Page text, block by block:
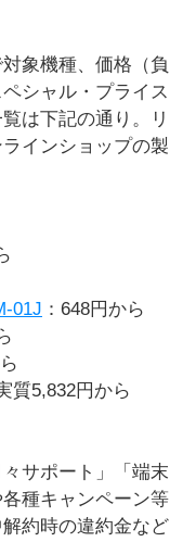
象機種、価格（負
シャル・プライス
は下記の通り。リ
インショップの製
01J ：648円から
質5,832円から
サポート」「端末
種キャンペーン等
約時の違約金など